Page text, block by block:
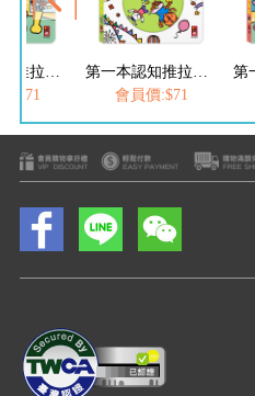
:$71
會員價:$71